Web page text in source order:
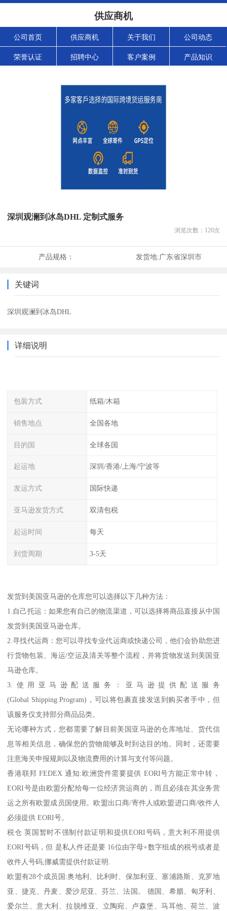
供应商机
公司首页 供应商机 关于我们 公司动态
荣誉认证 招聘中心 客户案例 产品知识
深圳观澜到冰岛DHL 定制式服务
浏览次数： 120次
产品规格： 发货地:广东省深圳市
关键词
深圳观澜到冰岛DHL
详细说明
包装方式 纸箱/木箱
销售地点 全国各地
目的国 全球各国
起运地 深圳/香港/上海/宁波等
发运方式 国际快递
亚马逊发货方式 双清包税
起运时间 每天
到货周期 3-5天
发货到美国亚马逊的仓库您可以选择以下几种方法：
1.自己托运：如果您有自己的物流渠道，可以选择将商品直接从中国
发货到美国亚马逊仓库。
2.寻找代运商：您可以寻找专业代运商或快递公司，他们会协助您进
行货物包装、海运/空运及清关等整个流程，并将货物发送到美国亚
马逊仓库。
3.使用亚马逊配送服务：亚马逊提供配送服务
(Global Shipping Program)，可以将包裹直接发送到购买者手中，但
该服务仅支持部分商品品类。
无论哪种方式，您都需要了解目前美国亚马逊的仓库地址、货代信
息等相关信息，确保您的货物能够及时到达目的地。同时，还需要
注意海关申报规则以及物流费用的计算与支付等问题。
香港联邦 FEDEX 通知:欧洲货件需要提供 EORI号方能正常中转，
EORI号是由欧盟分配给每一位经济营运商的，而且必须在其业务营
运之所有欧盟成员国使用。欧盟出口商/寄件人或欧盟进口商/收件人
必须提供 EORI号。
税仓 英国暂时不强制付款证明和提供EORI号码，意大利不用提供
EORI号码，但 是私人件还是要 16位由字母+数字组成的税号或者是
收件人号码;挪威需提供付款证明.
欧盟有28个成员国:奥地利、比利时、保加利亚、塞浦路斯、克罗地
亚、捷克、丹麦、爱沙尼亚、芬兰、法国。 德国、希腊、匈牙利、
爱尔兰、意大利、拉脱维亚、立陶宛、卢森堡、马耳他、荷兰、波